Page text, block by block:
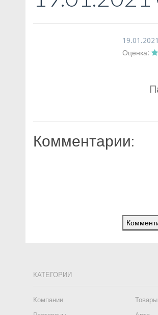
Оценка:
Комментарии:
КАТЕГОРИИ
Компании
Товары